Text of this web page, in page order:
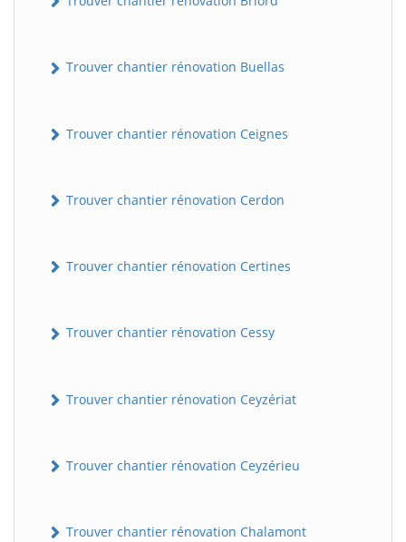
Trouver chantier rénovation Buellas
Trouver chantier rénovation Ceignes
Trouver chantier rénovation Cerdon
Trouver chantier rénovation Certines
Trouver chantier rénovation Cessy
Trouver chantier rénovation Ceyzériat
Trouver chantier rénovation Ceyzérieu
Trouver chantier rénovation Chalamont